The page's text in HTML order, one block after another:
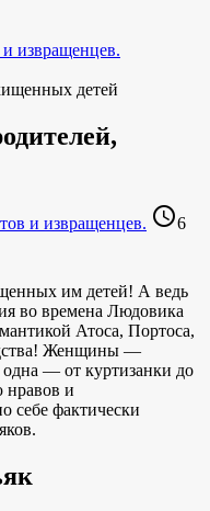
извращенцев.
детей
и извращенцев. access_time6
им детей! А ведь
во времена Людовика
Атоса, Портоса,
Женщины —
одна — от куртизанки до
нравов и
себе фактически